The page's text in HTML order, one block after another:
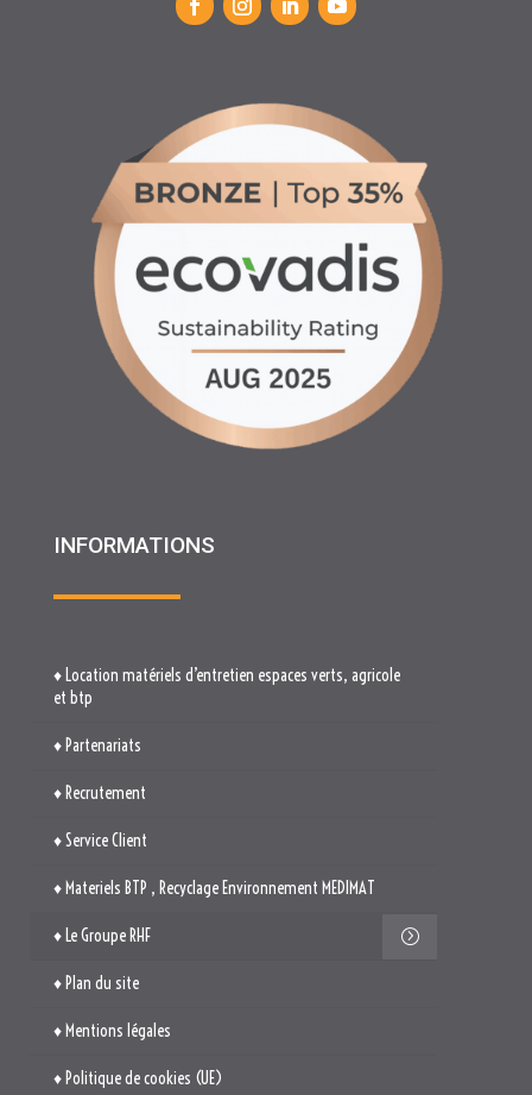
INFORMATIONS
♦ Location matériels d’entretien espaces verts, agricole
et btp
♦ Partenariats
♦ Recrutement
♦ Service Client
♦ Materiels BTP , Recyclage Environnement MEDIMAT
♦ Le Groupe RHF
♦ Plan du site
♦ Mentions légales
♦ Politique de cookies (UE)